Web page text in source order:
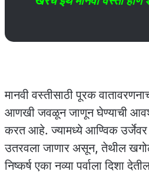
मानवी वस्तीसाठी पूरक
आणखी जवळून जाणून घेण्याची
करत आहे. ज्यामध्ये आण्विक उर्जेवर
उतरवला जाणार असून, तेथील
निष्कर्ष एका नव्या पर्वाला दिशा